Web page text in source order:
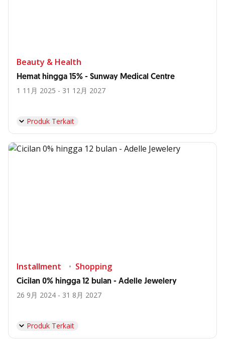
Beauty & Health
Hemat hingga 15% - Sunway Medical Centre
1 11月 2025 - 31 12月 2027
Produk Terkait
Installment Shopping
Cicilan 0% hingga 12 bulan - Adelle Jewelery
26 9月 2024 - 31 8月 2027
Produk Terkait